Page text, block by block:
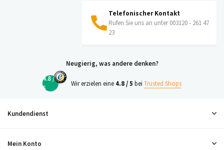
Telefonischer Kontakt
Rufen Sie uns an unter 003120 - 261 47
23
Neugierig, was andere denken?
4.8 /
5
Wir erzielen eine 4.8 / 5 bei Trusted Shops
Kundendienst
Mein Konto